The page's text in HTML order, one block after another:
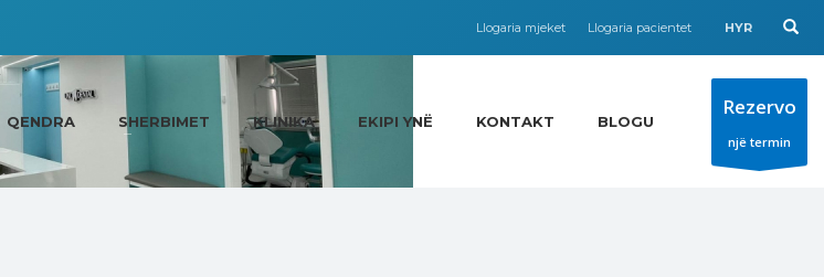
Llogaria mjeket Llogaria pacientet HYR
QENDRA SHERBIMET KLINIKA EKIPI YNË KONTAKT BLOGU
Rezervo
një termin